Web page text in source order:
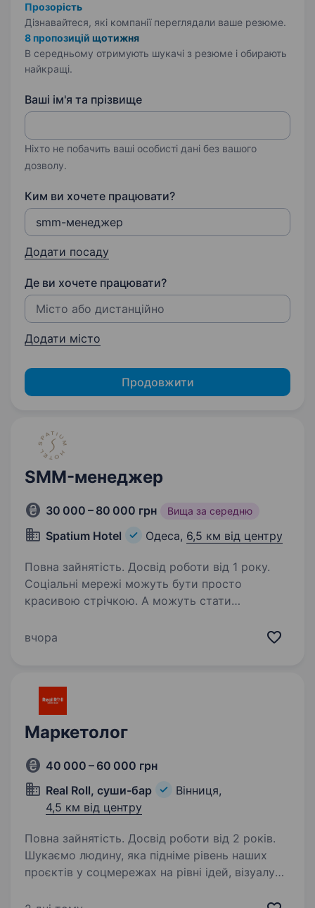
Прозорість
Дізнавайтеся, які компанії переглядали ваше резюме.
8 пропозицій щотижня
В середньому отримують шукачі з резюме і обирають
найкращі.
Ваші ім'я та прізвище
Ніхто не побачить ваші особисті дані без вашого
дозволу.
Ким ви хочете працювати?
Додати посаду
Де ви хочете працювати?
Додати місто
Продовжити
SMM-менеджер
30 000 – 80 000 грн Вища за середню
Spatium Hotel Одеса, 6,5 км від центру
Повна зайнятість. Досвід роботи від 1 року.
Соціальні мережі можуть бути просто
красивою стрічкою. А можуть стати
Саме такого SMM-спеціаліста ми шукаємо
вчора
Маркетолог
40 000 – 60 000 грн
Real Roll, суши-бар
Вінниця,
4,5 км від центру
Повна зайнятість. Досвід роботи від 2 років.
Шукаємо людину, яка підніме рівень наших
проєктів у соцмережах на рівні ідей, візуалу